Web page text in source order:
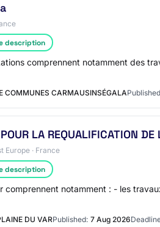
description
comprennent notamment des
COMMUNES CARMAUSINSÉGALA
LA REQUALIFICATION
Europe · France
description
comprennent notamment : - les
DU VARPublished: 7 Aug 2026